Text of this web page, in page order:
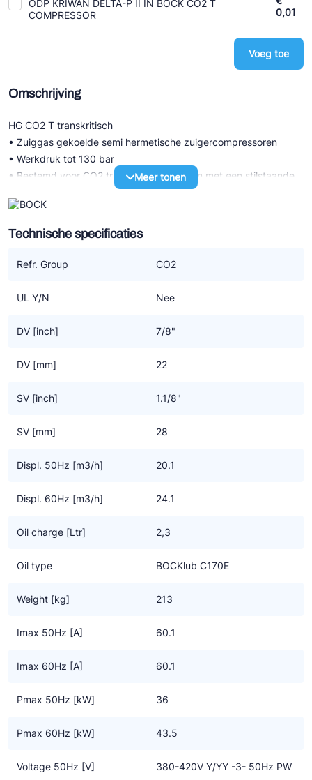
ODP KRIWAN DELTA-P II IN BOCK CO2 T
COMPRESSOR
0,01
Voeg toe
Omschrijving
HG CO2 T transkritisch
• Zuiggas gekoelde semi hermetische zuigercompressoren
• Werkdruk tot 130 bar
• Bestemd voor CO2 transkritisch systeem met een stilstaande
druk LD 100 bar / HD 150 bar
• Hoogst mogelijke efficiency voor compressor en systeem
dankzij een specifiek CO2 design
HG P CO2 T transkritisch (LSPM)
Permanent Magnet) met verder dezelfde technische
• De hogere graad van efficiency door LSPM motor technologie
• Werkt synchroon, zonder slip dus daarom op hogere
tegelijkertijd even robuust zijn
koel- of verwarmingscapaciteit
meer opbrengst
• Hoge efficiency tegen de laagste bedrijfskosten
kwaliteit componenten
oliepomp
geluidsarm
mogelijk toepassingen
• CO2 applicaties vragen om een nieuw soort systeem en
• Het is nog geen algemene oplossing voor het vervangen van
Meer tonen
Technische specificaties
Refr. Group CO2
UL Y/N Nee
DV [inch] 7/8"
DV [mm] 22
SV [inch] 1.1/8"
SV [mm] 28
Displ. 50Hz [m3/h] 20.1
Displ. 60Hz [m3/h] 24.1
Oil charge [Ltr] 2,3
Oil type BOCKlub C170E
Weight [kg] 213
Imax 50Hz [A] 60.1
Imax 60Hz [A] 60.1
Pmax 50Hz [kW] 36
Pmax 60Hz [kW] 43.5
Voltage 50Hz [V] 380-420V Y/YY -3- 50Hz PW